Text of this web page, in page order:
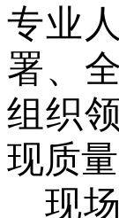
专业
署、
组织
现质
现